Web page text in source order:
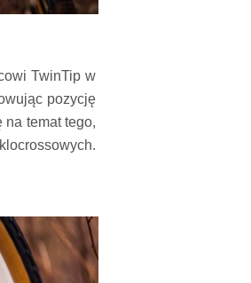
TwinTip w
pozycję
temat tego,